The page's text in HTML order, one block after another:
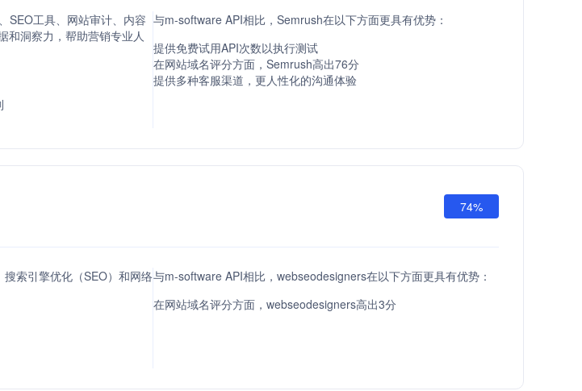
SEO工具、网站审计、内容
和洞察力，帮助营销专业人
与m-software API相比，Semrush在以下方面更具有优势：
提供免费试用API次数以执行测试
在网站域名评分方面，Semrush高出76分
提供多种客服渠道，更人性化的沟通体验
74%
索引擎优化（SEO）和网络与m-software API相比，webseodesigners在以下方面更具有优势：
在网站域名评分方面，webseodesigners高出3分